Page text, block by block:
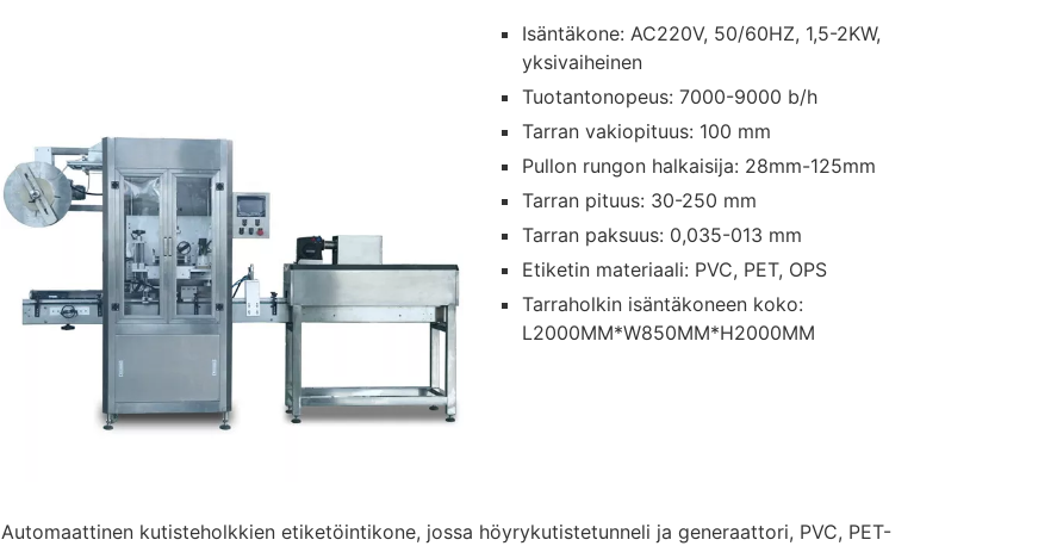
Isäntäkone: AC220V, 50/60HZ, 1,5-2KW,
yksivaiheinen
Tuotantonopeus: 7000-9000 b/h
Tarran vakiopituus: 100 mm
Pullon rungon halkaisija: 28mm-125mm
Tarran pituus: 30-250 mm
Tarran paksuus: 0,035-013 mm
Etiketin materiaali: PVC, PET, OPS
Tarraholkin isäntäkoneen koko:
L2000MM*W850MM*H2000MM
Automaattinen kutisteholkkien etiketöintikone, jossa höyrykutistetunneli ja generaattori, PVC, PET-